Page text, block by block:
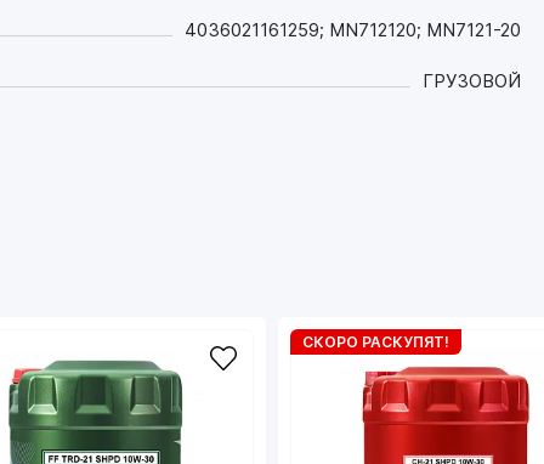
обеспечивает маслу стойкость к старению, а
повышенной температуры вспышки снижает
что обеспечивает превосходную
прокачиваемость масла и проворачиваемость
узлов двигателя при низких температурах,
лёгкий «холодный пуск» (до -30ºC) и снижение
пускового износа;
4036021161259; MN712120; MN7121-20
ГРУЗОВОЙ
СКОРО РАСКУПЯТ!